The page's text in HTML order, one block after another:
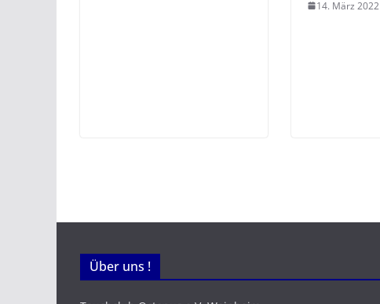
14. März 2022
Über uns !